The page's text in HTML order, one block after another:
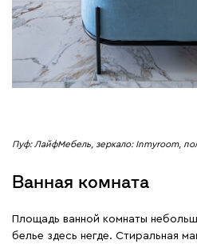
Пуф: ЛайфМебель, зеркало: Inmyroom,
Ванная комната
Площадь ванной комнаты
белье здесь негде. Стиральная